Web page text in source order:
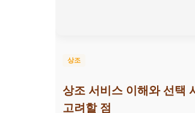
상조
상조 서비스 이해와 선택
고려할 점